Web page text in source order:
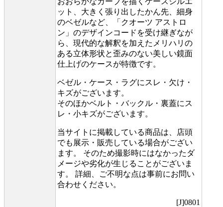
ット、大きく張り出したかん先、細身
のベゼルなど、「クオーツ アストロ
ン」のデザインコードを受け継ぎなが
ら、現代的な解釈を加えたメリハリの
ある立体形状と歪みのない美しい鏡面
仕上げのケースが特徴です。
ベゼル・ケース・ラグにスレ・欠け・
キズがございます。
そのほかベルト・バックル・裏蓋にス
レ・小キズがございます。
当サイトに掲載している商品は、店頭
でも展示・販売している場合がござい
ます。 そのため撮影時にはなかったダ
メージや劣化が生じることがございま
す。 詳細、ご不明な点は事前にお問い
合わせください。
[J]0801